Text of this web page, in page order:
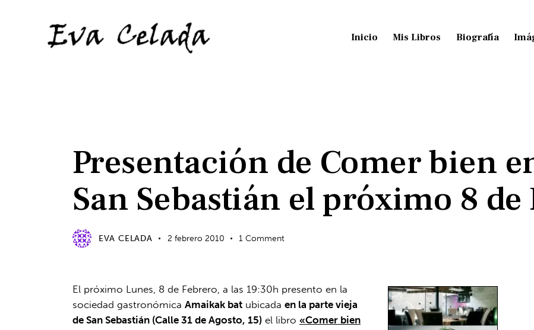
Inicio Mis Libros Biografía
Presentación de Comer bien
San Sebastián el próximo 8 de
EVA CELADA 2 febrero 2010 1 Comment
El próximo Lunes, 8 de Febrero, a las 19:30h presento en la
sociedad gastronómica Amaikak bat ubicada en la parte vieja
de San Sebastián (Calle 31 de Agosto, 15) el libro «Comer bien